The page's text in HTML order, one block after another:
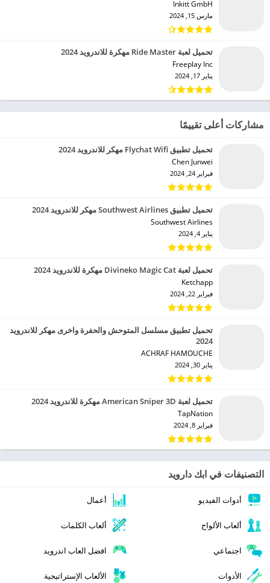
Inkitt GmbH‏
مارس 15, 2024
تحميل لعبة Ride Master مهكرة للاندرويد 2024
Freeplay Inc‏
يناير 17, 2024
مشاركات أعلى تقييمًا
تحميل تطبيق Flychat Wifi مهكر للاندرويد 2024
Chen Junwei‏
فبراير 24, 2024
تحميل تطبيق Southwest Airlines مهكر للاندرويد 2024
Southwest Airlines‏
يناير 4, 2024
تحميل لعبة Divineko Magic Cat مهكرة للاندرويد 2024
Ketchapp‏
فبراير 22, 2024
تحميل تطبيق مسلسل المتوحش والحفرة واخرى مهكر للاندرويد
2024
ACHRAF HAMOUCHE‏
يناير 30, 2024
تحميل لعبة American Sniper 3D مهكرة للاندرويد 2024
TapNation‏
فبراير 8, 2024
التصنيفات في ابك دارويد
أدوات الفيديو أعمال
ألعاب الألواح ألعاب الكلمات
اجتماعي افضل العاب اندرويد
الأدوات الألعاب الإستراتيجية